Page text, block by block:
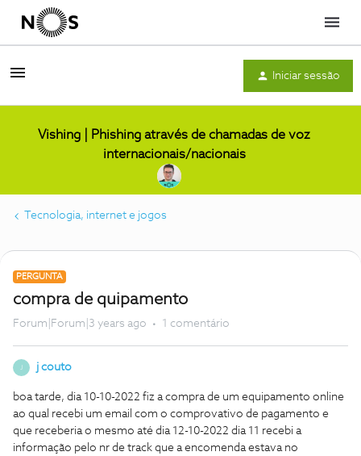
Menu
Iniciar sessão
Vishing | Phishing através de chamadas de voz
internacionais/nacionais
Tecnologia, internet e jogos
PERGUNTA
compra de quipamento
Forum|Forum|3 years ago 1 comentário
j couto
boa tarde, dia 10-10-2022 fiz a compra de um equipamento online
ao qual recebi um email com o comprovativo de pagamento e
que receberia o mesmo até dia 12-10-2022 dia 11 recebi a
informação pelo nr de track que a encomenda estava no